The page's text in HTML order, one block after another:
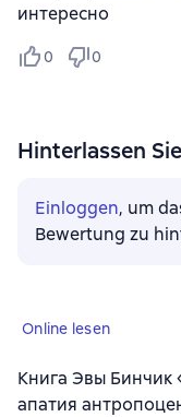
интересно
0 0
Hinterlassen
Einloggen, um
Bewertung zu
Online lesen
Книга Эвы Бинчик
апатия